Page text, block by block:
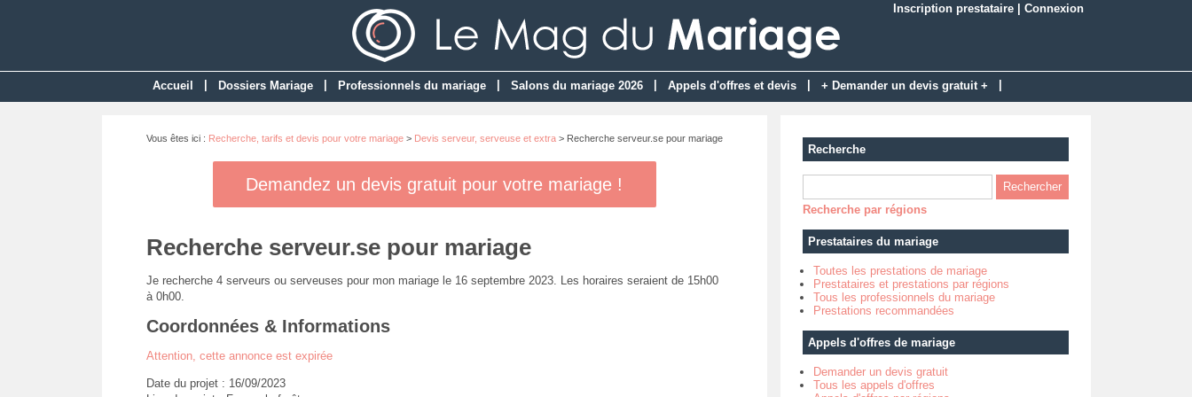
Inscription prestataire Connexion
Accueil Dossiers Mariage Professionnels du mariage Salons du mariage 2026 Appels d'offres et devis + Demander un devis gratuit +
Vous êtes ici : Recherche, tarifs et devis pour votre mariage> Devis serveur, serveuse et extra> Recherche serveur.se pour mariage
Demandez un devis gratuit pour votre mariage !
Recherche serveur.se pour mariage
Je recherche 4 serveurs ou serveuses pour mon mariage le 16 septembre 2023. Les horaires seraient de 15h00
à 0h00.
Coordonnées & Informations
Attention, cette annonce est expirée
Date du projet : 16/09/2023
Recherche
Recherche par régions
Prestataires du mariage
Toutes les prestations de mariage
Prestataires et prestations par régions
Tous les professionnels du mariage
Prestations recommandées
Appels d'offres de mariage
Demander un devis gratuit
Tous les appels d'offres